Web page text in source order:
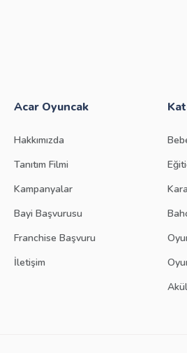
Acar Oyuncak
Hakkımızda
Tanıtım Filmi
Kampanyalar
Bayi Başvurusu
Franchise Başvuru
İletişim